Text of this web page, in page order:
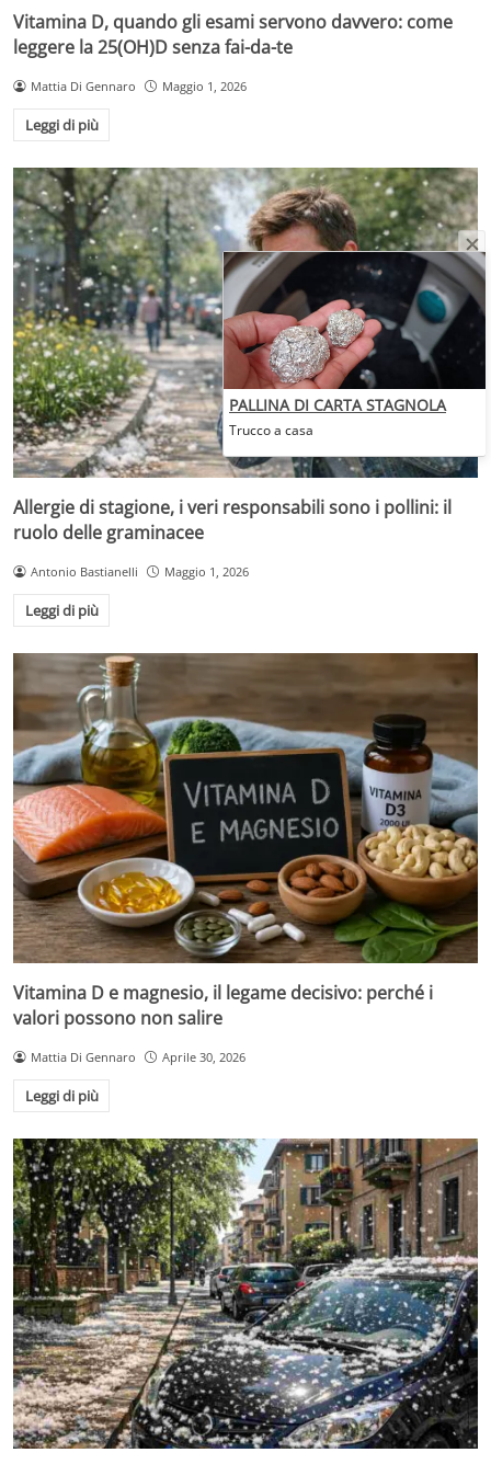
Vitamina D, quando gli esami servono davvero: come
leggere la 25(OH)D senza fai-da-te
Mattia Di Gennaro Maggio 1, 2026
Leggi di più
Allergie di stagione, i veri responsabili sono i pollini: il
ruolo delle graminacee
Antonio Bastianelli Maggio 1, 2026
Leggi di più
Vitamina D e magnesio, il legame decisivo: perché i
valori possono non salire
Mattia Di Gennaro Aprile 30, 2026
Leggi di più
PALLINA DI CARTA STAGNOLA
Trucco a casa